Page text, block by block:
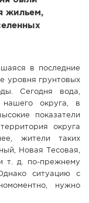
жильем,
в последние
уровня грунтовых
Сегодня вода,
нашего округа, в
показатели
округа
жители таких
Новая Тесовая,
т. д. по-прежнему
ситуацию с
нужно